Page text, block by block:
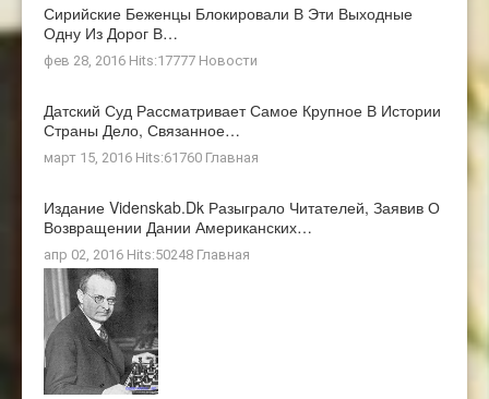
Сирийские Беженцы Блокировали В Эти Выходные
Одну Из Дорог В…
фев 28, 2016 Hits:17777 Новости
Датский Суд Рассматривает Самое Крупное В Истории
Страны Дело, Связанное…
март 15, 2016 Hits:61760 Главная
Издание Videnskab.dk Разыграло Читателей, Заявив О
Возвращении Дании Американских…
апр 02, 2016 Hits:50248 Главная